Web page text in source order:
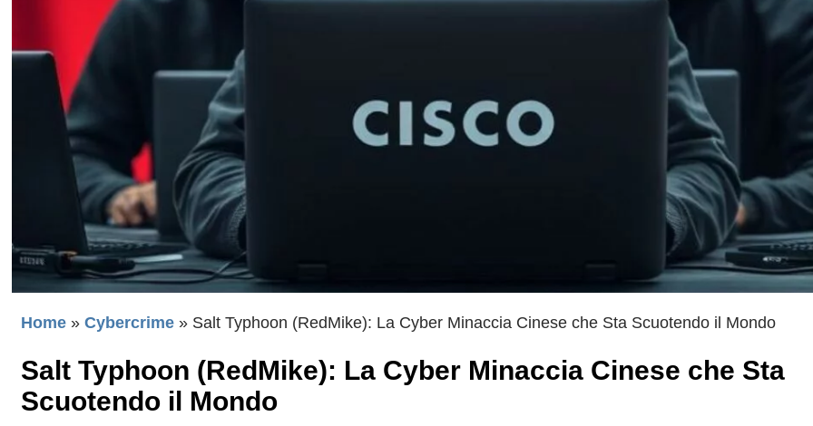
Home » Cybercrime » Salt Typhoon (RedMike): La Cyber Minaccia Cinese che Sta Scuotendo il Mondo
Salt Typhoon (RedMike): La Cyber Minaccia Cinese che Sta
Scuotendo il Mondo